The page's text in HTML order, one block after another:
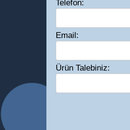
Telefon:
Email:
Ürün Talebiniz: